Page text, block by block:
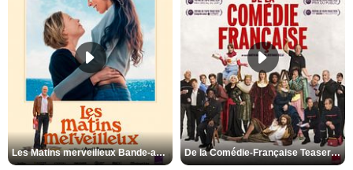
Les Matins merveilleux Bande-annonce VF De la Comédie-Française Teaser VF